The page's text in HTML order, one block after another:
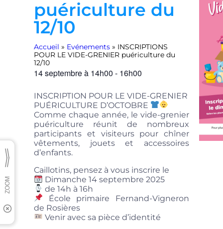
puériculture du
12/10
Accueil » Evénements » INSCRIPTIONS
POUR LE VIDE-GRENIER puériculture du
12/10
14 septembreà 14h00 - 16h00
INSCRIPTION POUR LE VIDE-GRENIER
PUÉRICULTURE D’OCTOBRE
Comme chaque année, le vide-grenier
puériculture réunit de nombreux
participants et visiteurs pour chîner
vêtements, jouets et accessoires
d’enfants.
Caillotins, pensez à vous inscrire le
Dimanche 14 septembre 2025
de 14h à 16h
École primaire Fernand-Vigneron
de Rosières
Venir avec sa pièce d’identité